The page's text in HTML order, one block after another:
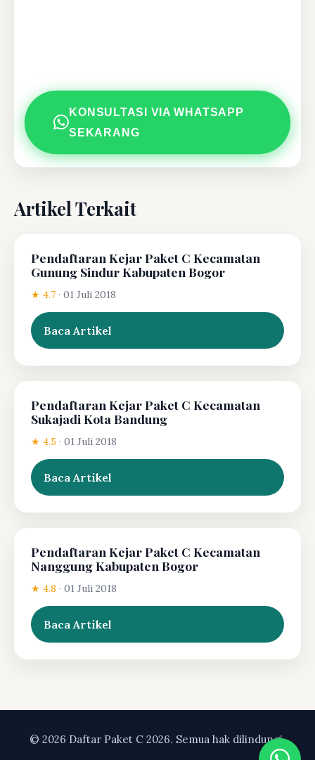
KONSULTASI VIA WHATSAPP
SEKARANG
Artikel Terkait
Pendaftaran Kejar Paket C Kecamatan
Gunung Sindur Kabupaten Bogor
★ 4.7 · 01 Juli 2018
Baca Artikel
Pendaftaran Kejar Paket C Kecamatan
Sukajadi Kota Bandung
★ 4.5 · 01 Juli 2018
Baca Artikel
Pendaftaran Kejar Paket C Kecamatan
Nanggung Kabupaten Bogor
★ 4.8 · 01 Juli 2018
Baca Artikel
© 2026 Daftar Paket C 2026. Semua hak dilindungi.